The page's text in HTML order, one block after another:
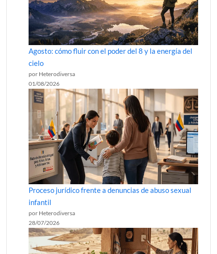
Agosto: cómo fluir con el poder del 8 y la energía del
cielo
por Heterodiversa
01/08/2026
Proceso jurídico frente a denuncias de abuso sexual
infantil
por Heterodiversa
28/07/2026